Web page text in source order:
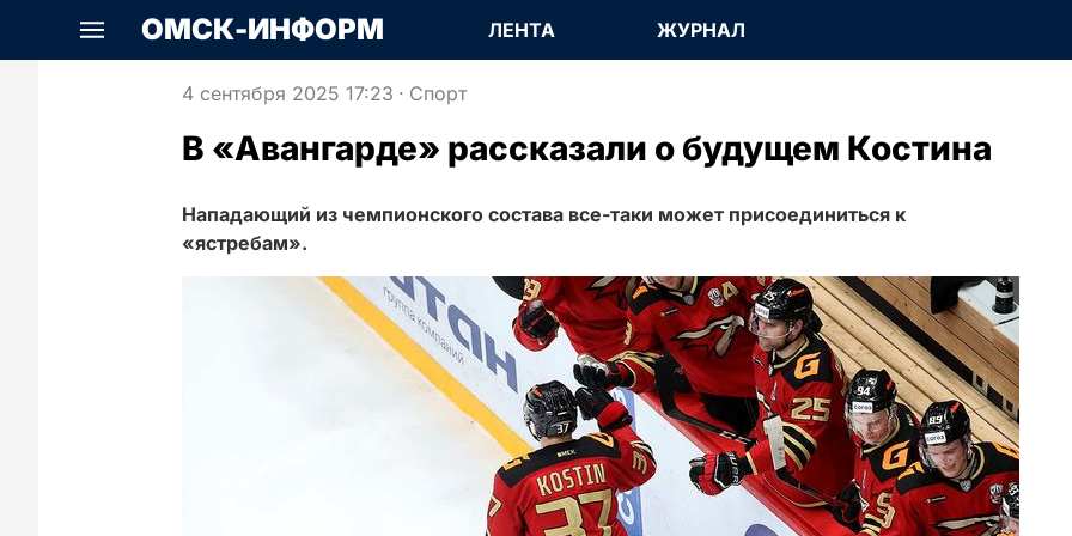
ОМСК-ИНФОРМ ЛЕНТА ЖУРНАЛ
4 сентября 2025 17:23 · Спорт
В «Авангарде» рассказали о будущем Костина
Нападающий из чемпионского состава все-таки может присоединиться к
«ястребам».